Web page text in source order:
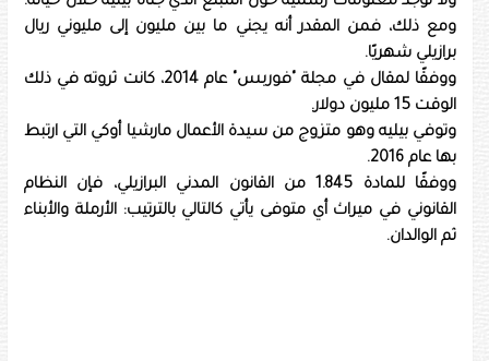
ومع ذلك، فمن المقدر أنه يجني ما بين مليون إلى مليوني ريال
برازيلي شهريًا.
ووفقًا لمقال في مجلة "فوربس" عام 2014، كانت ثروته في ذلك
الوقت 15 مليون دولار.
وتوفي بيليه وهو متزوج من سيدة الأعمال مارشيا أوكي التي ارتبط
بها عام 2016.
ووفقًا للمادة 1.845 من القانون المدني البرازيلي، فإن النظام
القانوني في ميراث أي متوفى يأتي كالتالي بالترتيب: الأرملة والأبناء
ثم الوالدان.